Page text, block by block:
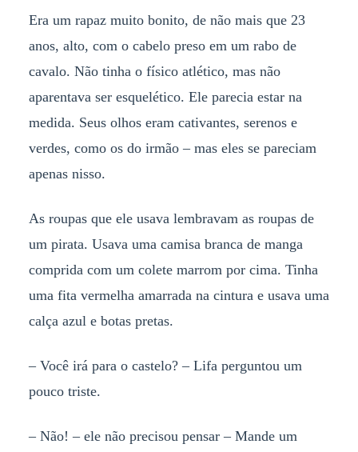
Era um rapaz muito bonito, de não mais que 23
anos, alto, com o cabelo preso em um rabo de
cavalo. Não tinha o físico atlético, mas não
aparentava ser esquelético. Ele parecia estar na
medida. Seus olhos eram cativantes, serenos e
verdes, como os do irmão – mas eles se pareciam
apenas nisso.
As roupas que ele usava lembravam as roupas de
um pirata. Usava uma camisa branca de manga
comprida com um colete marrom por cima. Tinha
uma fita vermelha amarrada na cintura e usava uma
calça azul e botas pretas.
– Você irá para o castelo? – Lifa perguntou um
pouco triste.
– Não! – ele não precisou pensar – Mande um